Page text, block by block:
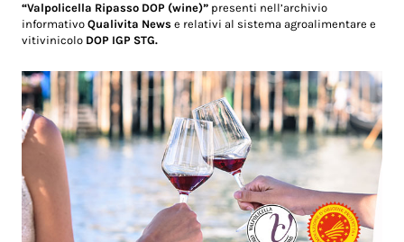
“Valpolicella Ripasso DOP (wine)” presenti nell’archivio
informativoQualivita News e relativi al sistema agroalimentare e
vitivinicolo DOP IGP STG.